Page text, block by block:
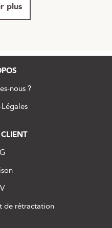
plus
nous ?
de rétractation